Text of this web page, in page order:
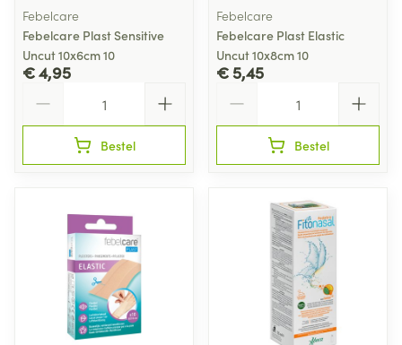
Febelcare
Febelcare Plast Sensitive
Uncut 10x6cm 10
€ 4,95
Bestel
Febelcare
Febelcare Plast Elastic
Uncut 10x8cm 10
€ 5,45
Bestel